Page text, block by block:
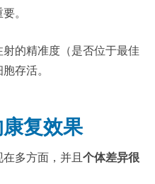
。
射的精准度（是否位于最佳
存活。
复效果
多方面，并且 个体差异很